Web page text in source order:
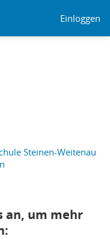
Einloggen
Steinen-Weitenau
an, um mehr